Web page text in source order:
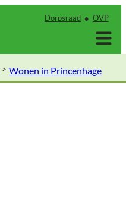
Dorpsraad OVP
Wonen in Princenhage